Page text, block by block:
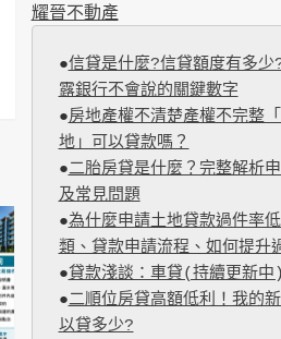
耀晉不動產
●信貸是什麼?信貸額度有多少
露銀行不會說的關鍵數字
●房地產權不清楚產權不完整
地」可以貸款嗎？
●二胎房貸是什麼？完整解析
及常見問題
●為什麼申請土地貸款過件率
類、貸款申請流程、如何提升
●貸款淺談：車貸(持續更新中)
●二順位房貸高額低利！我的
以貸多少?